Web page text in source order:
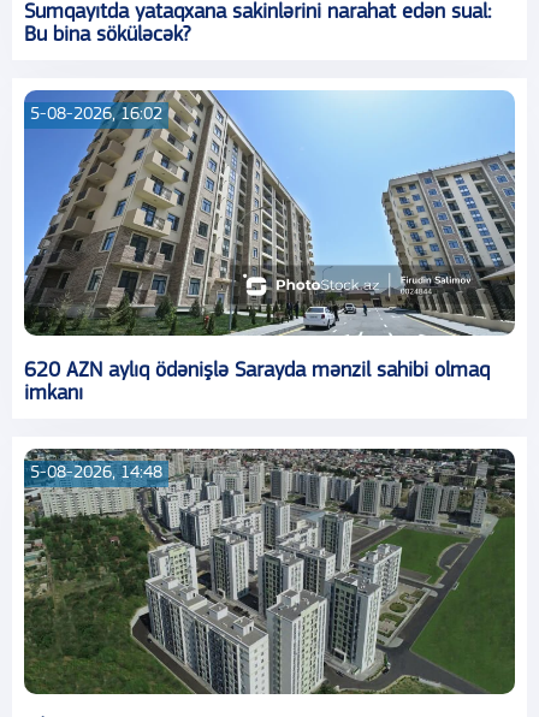
Sumqayıtda yataqxana sakinlərini narahat edən sual:
Bu bina söküləcək?
5-08-2026, 16:02
620 AZN aylıq ödənişlə Sarayda mənzil sahibi olmaq
imkanı
5-08-2026, 14:48